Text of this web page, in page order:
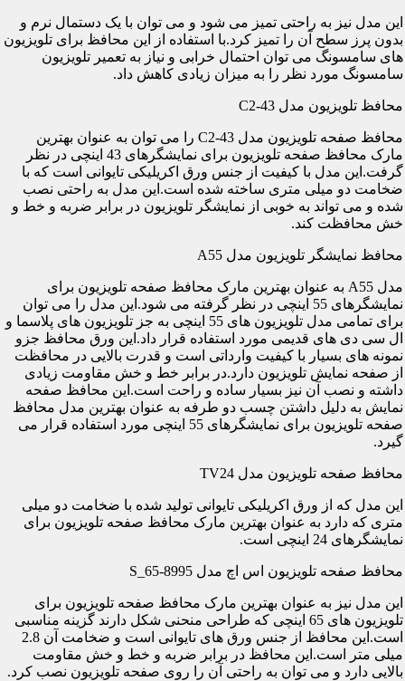
این مدل نیز به راحتی تمیز می شود و می توان با یک دستمال نرم و
بدون پرز سطح آن را تمیز کرد.با استفاده از این محافظ برای تلویزیون
های سامسونگ می توان احتمال خرابی و نیاز به تعمیر تلویزیون
سامسونگ مورد نظر را به میزان زیادی کاهش داد.
محافظ تلویزیون مدل C2-43
محافظ صفحه تلویزیون مدل C2-43 را می توان به عنوان بهترین
مارک محافظ صفحه تلویزیون برای نمایشگرهای 43 اینچی در نظر
گرفت.این مدل با کیفیت از جنس ورق اکریلیکی تایوانی است که با
ضخامت دو میلی متری ساخته شده است.این مدل به راحتی نصب
شده و می تواند به خوبی از نمایشگر تلویزیون در برابر ضربه و خط و
خش محافظت کند.
محافظ نمایشگر تلویزیون مدل A55
مدل A55 به عنوان بهترین مارک محافظ صفحه تلویزیون برای
نمایشگرهای 55 اینچی در نظر گرفته می شود.این مدل را می توان
برای تمامی مدل تلویزیون های 55 اینچی به جز تلویزیون های پلاسما و
ال سی دی های قدیمی مورد استفاده قرار داد.این ورق محافظ جزو
نمونه های بسیار با کیفیت وارداتی است و قدرت بالایی در محافظت
از صفحه نمایش تلویزیون دارد.در برابر خط و خش مقاومت زیادی
داشته و نصب آن نیز بسیار ساده و راحت است.این محافظ صفحه
نمایش به دلیل داشتن چسب دو طرفه به عنوان بهترین مدل محافظ
صفحه تلویزیون برای نمایشگرهای 55 اینچی مورد استفاده قرار می
گیرد.
محافظ صفحه تلویزیون مدل TV24
این مدل که از ورق اکریلیکی تایوانی تولید شده با ضخامت دو میلی
متری که دارد به عنوان بهترین مارک محافظ صفحه تلویزیون برای
نمایشگرهای 24 اینچی است.
محافظ صفحه تلویزیون اس اچ مدل S_65-8995
این مدل نیز به عنوان بهترین مارک محافظ صفحه تلویزیون برای
تلویزیون های 65 اینچی که طراحی منحنی شکل دارند گزینه مناسبی
است.این محافظ از جنس ورق های تایوانی است و ضخامت آن 2.8
میلی متر است.این محافظ در برابر ضربه و خط و خش مقاومت
بالایی دارد و می توان به راحتی آن را روی صفحه تلویزیون نصب کرد.